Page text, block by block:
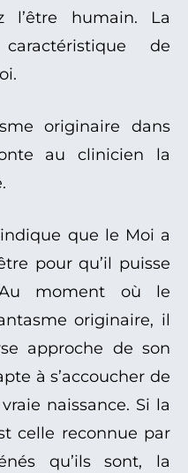
l’être humain. La
de
originaire dans
au clinicien la
que le Moi a
pour qu’il puisse
moment où le
originaire, il
approche de son
à s’accoucher de
naissance. Si la
celle reconnue par
qu’ils sont, la